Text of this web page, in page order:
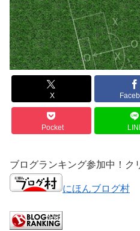
X
Pocket
ブログランキング参加中！ク
にほんブログ村